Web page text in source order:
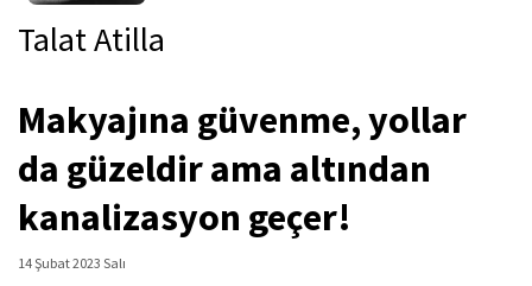
Talat Atilla
Makyajına güvenme, yollar
da güzeldir ama altından
kanalizasyon geçer!
14 Şubat 2023 Salı